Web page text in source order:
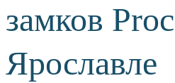
замков
Ярославле